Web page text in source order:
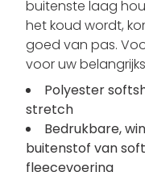
buitenste laag
het koud wordt,
goed van pas.
voor uw
Polyester
stretch
Bedrukbare,
buitenstof van
fleecevoering